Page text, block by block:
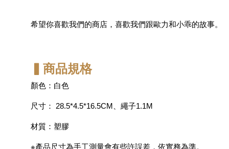
希望你喜歡我們的商店，喜歡我們跟歐力和小乖的故事。
▍商品規格
顏色：白色
尺寸： 28.5*4.5*16.5CM、繩子1.1M
材質：塑膠
※產品尺寸為手工測量會有些許誤差，依實務為準。